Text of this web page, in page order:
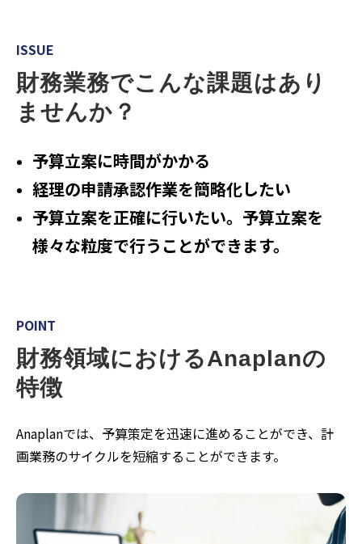
ISSUE
財務業務でこんな課題はあり
ませんか？
予算立案に時間がかかる
経理の申請承認作業を簡略化したい
予算立案を正確に行いたい。予算立案を
様々な粒度で行うことができます。
POINT
財務領域におけるAnaplanの
特徴
Anaplanでは、予算策定を迅速に進めることができ、計
画業務のサイクルを短縮することができます。